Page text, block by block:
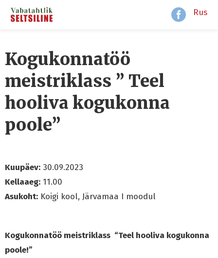
Rus
Kogukonnatöö
meistriklass ” Teel
hooliva kogukonna
poole”
Kuupäev: 30.09.2023
Kellaaeg: 11.00
Asukoht: Koigi kool, Järvamaa I moodul
Kogukonnatöö meistriklass “Teel hooliva kogukonna
poole!”